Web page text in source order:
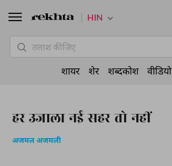
हर उजाला नई सहर तो नहीं
अजमल अजमली
HIN
शायर शेर शब्दकोश वीडियो